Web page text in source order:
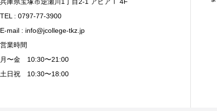
TEL : 0797-77-3900
E-mail : info@jcollege-tkz.jp
営業時間
月〜金 10:30〜21:00
土日祝 10:30〜18:00